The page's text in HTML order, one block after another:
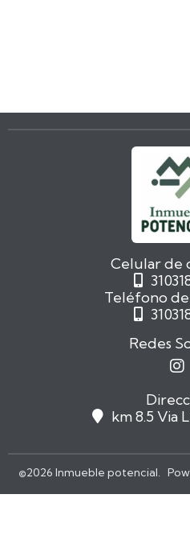
Celular de

Teléfono

Redes

 km 8.5 Via
©2026 Inmueble potencial.